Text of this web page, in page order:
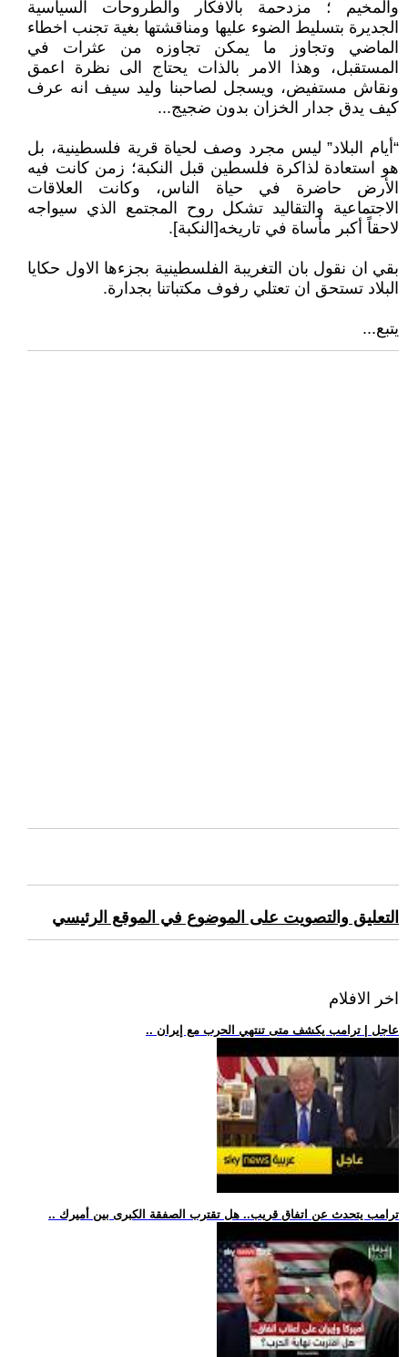
والمخيم ؛ مزدحمة بالافكار والطروحات السياسية
الجديرة بتسليط الضوء عليها ومناقشتها بغية تجنب اخطاء
الماضي وتجاوز ما يمكن تجاوزه من عثرات في
المستقبل، وهذا الامر بالذات يحتاج الى نظرة اعمق
ونقاش مستفيض، ويسجل لصاحبنا وليد سيف انه عرف
كيف يدق جدار الخزان بدون ضجيج...
“أيام البلاد” ليس مجرد وصف لحياة قرية فلسطينية، بل
هو استعادة لذاكرة فلسطين قبل النكبة؛ زمن كانت فيه
الأرض حاضرة في حياة الناس، وكانت العلاقات
الاجتماعية والتقاليد تشكل روح المجتمع الذي سيواجه
لاحقاً أكبر مأساة في تاريخه[النكبة].
بقي ان نقول بان التغريبة الفلسطينية بجزءها الاول حكايا
البلاد تستحق ان تعتلي رفوف مكتباتنا بجدارة.
يتبع...
التعليق والتصويت على الموضوع في الموقع الرئيسي
اخر الافلام
.. عاجل | ترامب يكشف متى تنتهي الحرب مع إيران
.. ترامب يتحدث عن اتفاق قريب.. هل تقترب الصفقة الكبرى بين أميرك